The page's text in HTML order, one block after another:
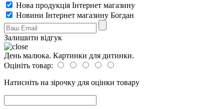
Нова продукція Інтернет магазину
Новини Інтернет магазину Богдан
Залишити відгук
День малюка. Картинки для дитинки.
Оцініть товар:
Натисніть на зірочку для оцінки товару